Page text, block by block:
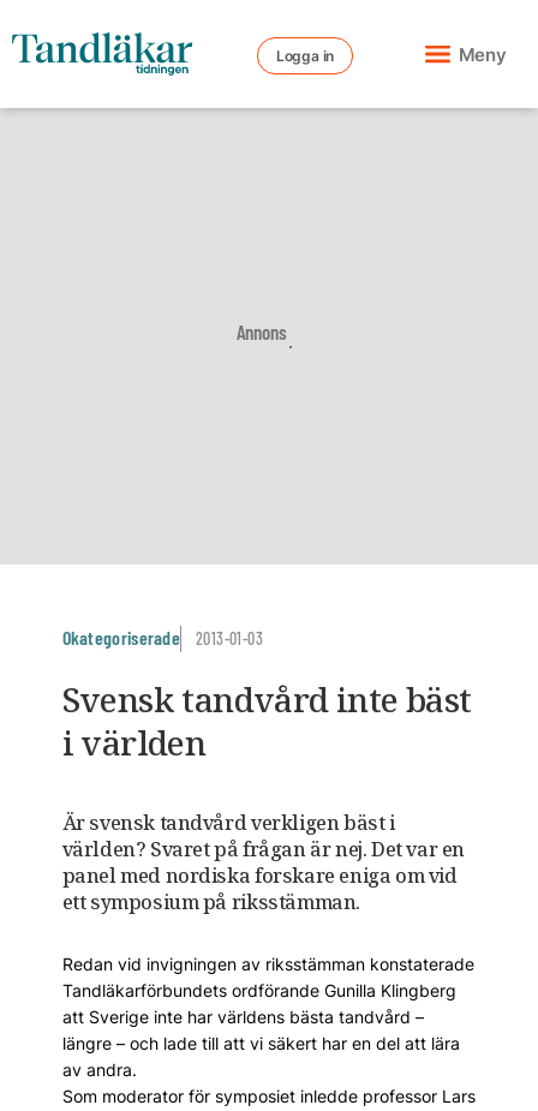
Logga in Meny
Annons
Okategoriserade 2013-01-03
Svensk tandvård inte bäst
i världen
Är svensk tandvård verkligen bäst i
världen? Svaret på frågan är nej. Det var en
panel med nordiska forskare eniga om vid
ett symposium på riksstämman.
Redan vid invigningen av riksstämman konstaterade
Tandläkarförbundets ordförande Gunilla Klingberg
att Sverige inte har världens bästa tandvård –
längre – och lade till att vi säkert har en del att lära
av andra.
Som moderator för symposiet inledde professor Lars